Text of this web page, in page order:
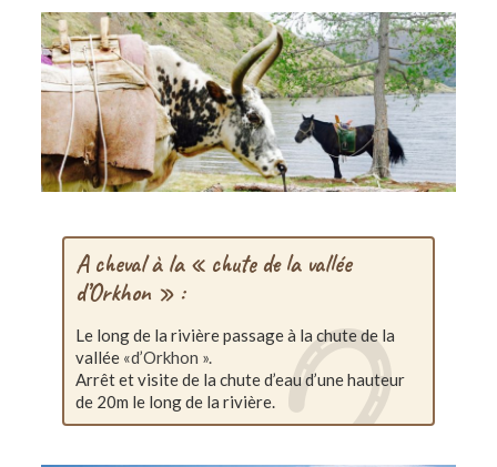
A cheval à la « chute de la vallée
d’Orkhon » :
Le long de la rivière passage à la chute de la
vallée «d’Orkhon ».
Arrêt et visite de la chute d’eau d’une hauteur
de 20m le long de la rivière.